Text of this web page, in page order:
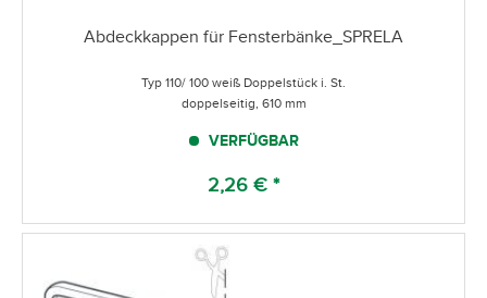
Abdeckkappen für Fensterbänke_SPRELA
Typ 110/ 100 weiß Doppelstück i. St.
doppelseitig, 610 mm
VERFÜGBAR
2,26 € *